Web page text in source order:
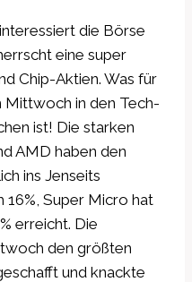
die Börse
eine super
Chip-Aktien. Was für
Mittwoch in den Tech-
ist! Die starken
AMD haben den
ins Jenseits
16%, Super Micro hat
erreicht. Die
den größten
und knackte